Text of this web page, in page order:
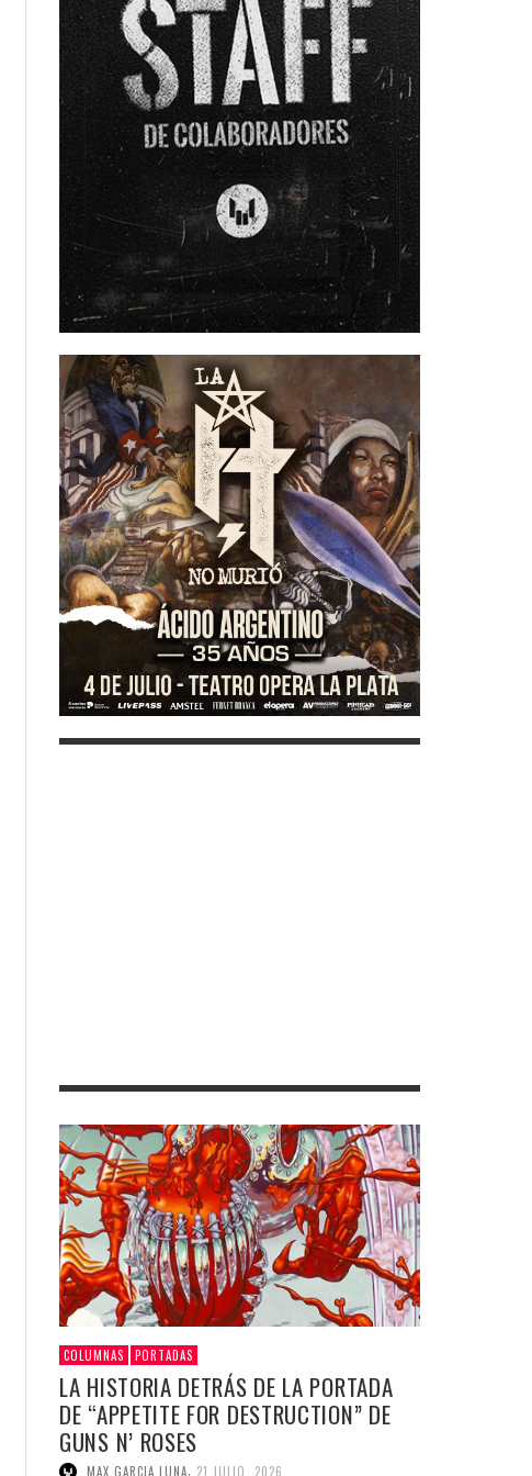
COLUMNAS PORTADAS
LA HISTORIA DETRÁS DE LA PORTADA
DE “APPETITE FOR DESTRUCTION” DE
GUNS N’ ROSES
MAX GARCIA LUNA, 21 JULIO, 2026